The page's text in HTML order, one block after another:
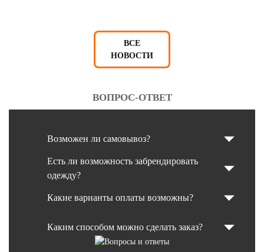
ВСЕ
НОВОСТИ
ВОПРОС-ОТВЕТ
Возможен ли самовывоз?
Есть ли возможность забрендировать
одежду?
Какие варианты оплаты возможны?
Каким способом можно сделать заказ?